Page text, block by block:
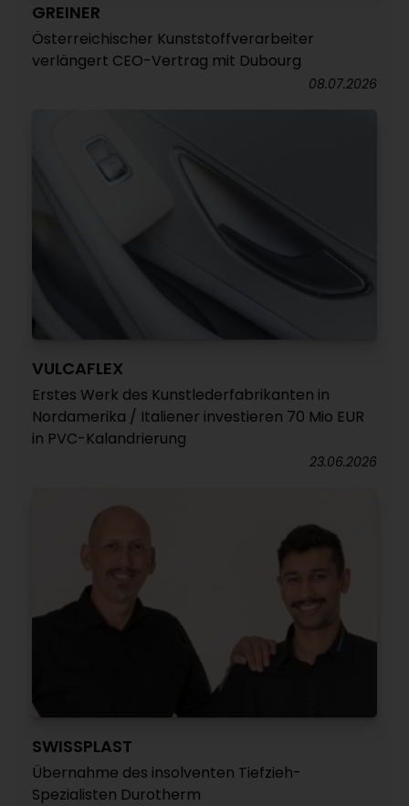
GREINER
Österreichischer Kunststoffverarbeiter
verlängert CEO-Vertrag mit Dubourg
08.07.2026
VULCAFLEX
Erstes Werk des Kunstlederfabrikanten in
Nordamerika / Italiener investieren 70 Mio EUR
in PVC-Kalandrierung
23.06.2026
SWISSPLAST
Übernahme des insolventen Tiefzieh-
Spezialisten Durotherm